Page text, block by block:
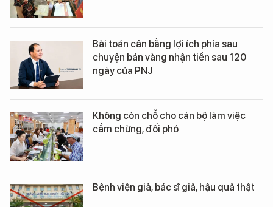
Bài toán cân bằng lợi ích phía sau
chuyện bán vàng nhận tiền sau 120
ngày của PNJ
Không còn chỗ cho cán bộ làm việc
cầm chừng, đối phó
Bệnh viện giả, bác sĩ giả, hậu quả thật